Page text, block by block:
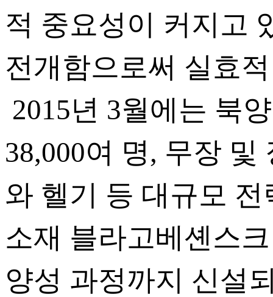
적 중요성이 커지고
전개함으로써 실효
2015년 3월에는 북
38,000여 명, 무장 및
와 헬기 등 대규모
소재 블라고베셴스
양성 과정까지 신설